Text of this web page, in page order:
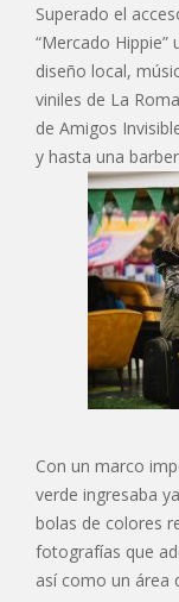
Superado el
“Mercado
diseño local,
viniles de La
de Amigos
y hasta una
Con un marco
verde ingresaba
bolas de colores
fotografías que
así como un área